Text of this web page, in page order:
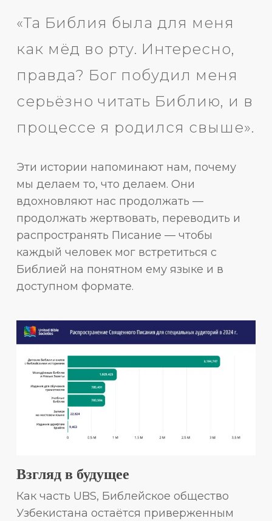
«Та Библия была для меня
как мёд во рту. Интересно,
правда? Бог побудил меня
серьёзно читать Библию, и в
процессе я родился свыше».
Эти истории напоминают нам, почему
мы делаем то, что делаем. Они
вдохновляют нас продолжать —
продолжать жертвовать, переводить и
распространять Писание — чтобы
каждый человек мог встретиться с
Библией на понятном ему языке и в
доступном формате.
Взгляд в будущее
Как часть UBS, Библейское общество
Узбекистана остаётся приверженным